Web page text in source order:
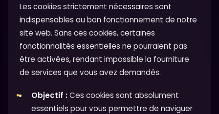
Les cookies strictement nécessaires sont
indispensables au bon fonctionnement de notre
site web. Sans ces cookies, certaines
fonctionnalités essentielles ne pourraient pas
être activées, rendant impossible la fourniture
de services que vous avez demandés.
Objectif :Ces cookies sont absolument
essentiels pour vous permettre de naviguer